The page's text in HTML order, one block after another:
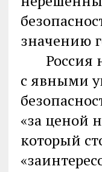
значению
Россия
с явными
«за ценой
который